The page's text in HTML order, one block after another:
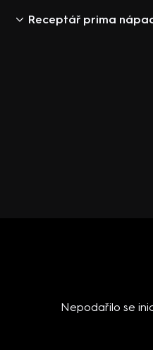
Receptář prima
Nepodařilo se